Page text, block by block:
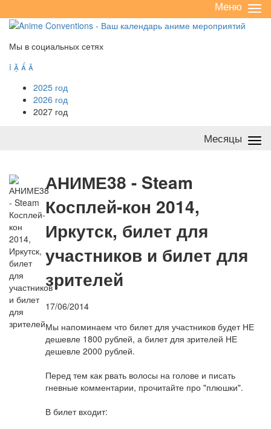
/
Меню
Мы в социальных сетях
   
2025 год
2026 год
2027 год
Месяцы
АНИМЕ38 - Steam
Косплей-кон 2014,
Иркутск, билет для
участников и билет для
зрителей
17/06/2014
Мы напоминаем что билет для участников будет НЕ
дешевле 1800 рублей, а билет для зрителей НЕ
дешевле 2000 рублей.
Перед тем как рвать волосы на голове и писать
гневные комментарии, прочитайте про "плюшки".
В билет входит: